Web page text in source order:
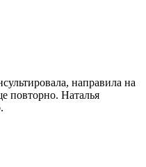
направила на
повторно. Наталья